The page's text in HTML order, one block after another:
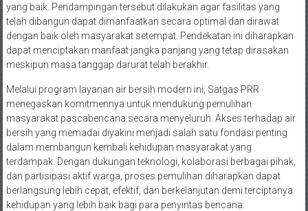
yang baik. Pendampingan tersebut dilakukan agar fasilitas yang
telah dibangun dapat dimanfaatkan secara optimal dan dirawat
dengan baik oleh masyarakat setempat. Pendekatan ini diharapkan
dapat menciptakan manfaat jangka panjang yang tetap dirasakan
meskipun masa tanggap darurat telah berakhir.
Melalui program layanan air bersih modern ini, Satgas PRR
menegaskan komitmennya untuk mendukung pemulihan
masyarakat pascabencana secara menyeluruh. Akses terhadap air
bersih yang memadai diyakini menjadi salah satu fondasi penting
dalam membangun kembali kehidupan masyarakat yang
terdampak. Dengan dukungan teknologi, kolaborasi berbagai pihak,
dan partisipasi aktif warga, proses pemulihan diharapkan dapat
berlangsung lebih cepat, efektif, dan berkelanjutan demi terciptanya
kehidupan yang lebih baik bagi para penyintas bencana.